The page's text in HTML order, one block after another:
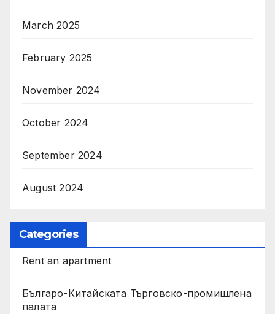
March 2025
February 2025
November 2024
October 2024
September 2024
August 2024
Categories
Rent an apartment
Българо-Китайската Търговско-промишлена
палата